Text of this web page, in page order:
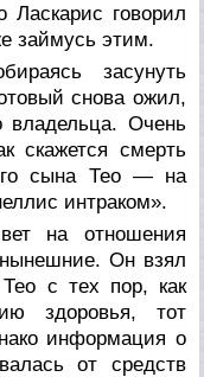
говорил
займусь этим.
засунуть
снова ожил,
владельца. Очень
скажется смерть
сына Тео — на
интраком».
на отношения
Он взял
с тех пор, как
здоровья, тот
информация о
от средств